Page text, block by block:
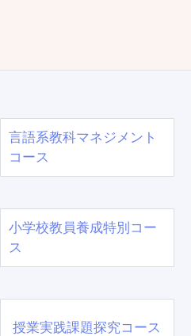
言語系教科マネジメント
コース
小学校教員養成特別コー
ス
授業実践課題探究コース